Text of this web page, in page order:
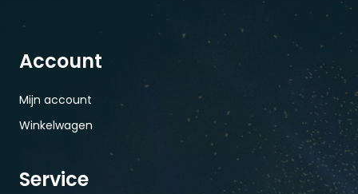
Account
Mijn account
Winkelwagen
Service